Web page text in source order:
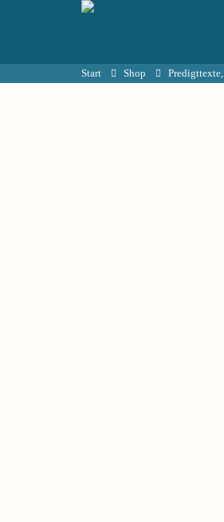
Start Shop Predigttexte,